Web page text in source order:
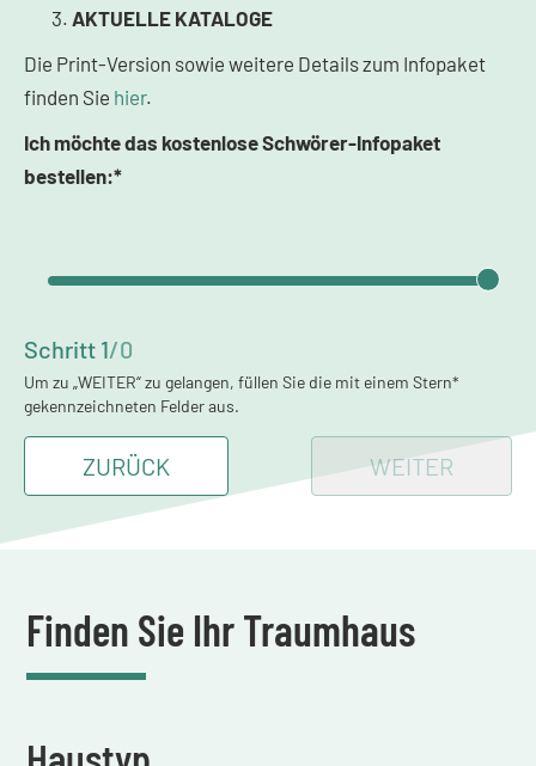
AKTUELLE KATALOGE
Die Print-Version sowie weitere Details zum Infopaket
finden Sie hier.
Ich möchte das kostenlose Schwörer-Infopaket
bestellen:*
Schritt 1/0
Um zu „WEITER“ zu gelangen, füllen Sie die mit einem Stern*
gekennzeichneten Felder aus.
ZURÜCK WEITER
Finden Sie Ihr Traumhaus